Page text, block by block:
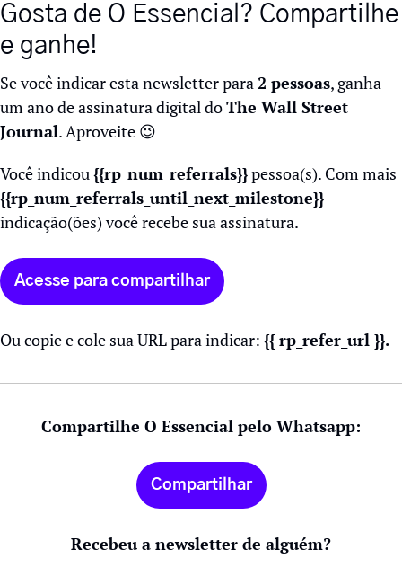
Gosta de O Essencial? Compartilhe
e ganhe!
Se você indicar esta newsletter para 2 pessoas, ganha
um ano de assinatura digital do The Wall Street
Journal. Aproveite 😉
Você indicou {{rp_num_referrals}}
indicação(ões) você recebe sua assinatura.
Acesse para compartilhar
Ou copie e cole sua URL para indicar: {{ rp_refer_url }}.
Compartilhe O Essencial pelo Whatsapp:
Compartilhar
Recebeu a newsletter de alguém?